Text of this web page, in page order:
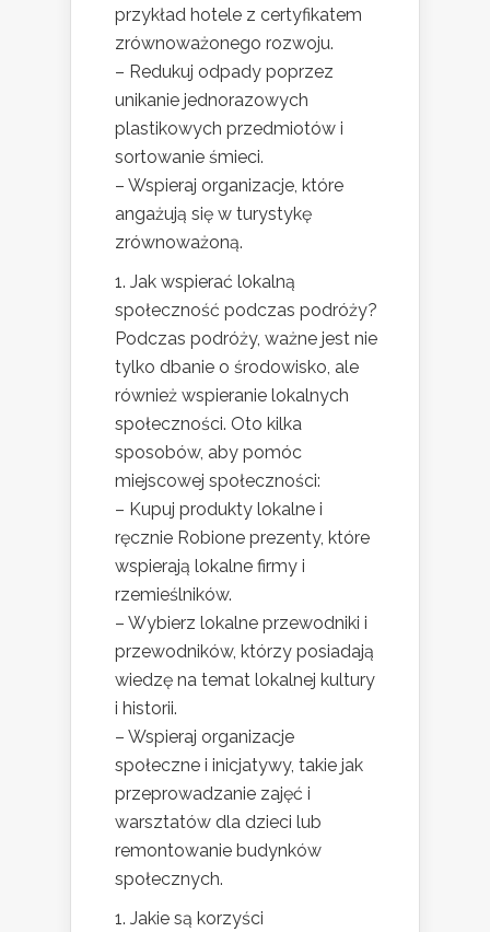
przykład hotele z certyfikatem
zrównoważonego rozwoju.
– Redukuj odpady poprzez
unikanie jednorazowych
plastikowych przedmiotów i
sortowanie śmieci.
– Wspieraj organizacje, które
angażują się w turystykę
zrównoważoną.
1. Jak wspierać lokalną
społeczność podczas podróży?
Podczas podróży, ważne jest nie
tylko dbanie o środowisko, ale
również wspieranie lokalnych
społeczności. Oto kilka
sposobów, aby pomóc
miejscowej społeczności:
– Kupuj produkty lokalne i
ręcznie Robione prezenty, które
wspierają lokalne firmy i
rzemieślników.
– Wybierz lokalne przewodniki i
przewodników, którzy posiadają
wiedzę na temat lokalnej kultury
i historii.
– Wspieraj organizacje
społeczne i inicjatywy, takie jak
przeprowadzanie zajęć i
warsztatów dla dzieci lub
remontowanie budynków
społecznych.
1. Jakie są korzyści